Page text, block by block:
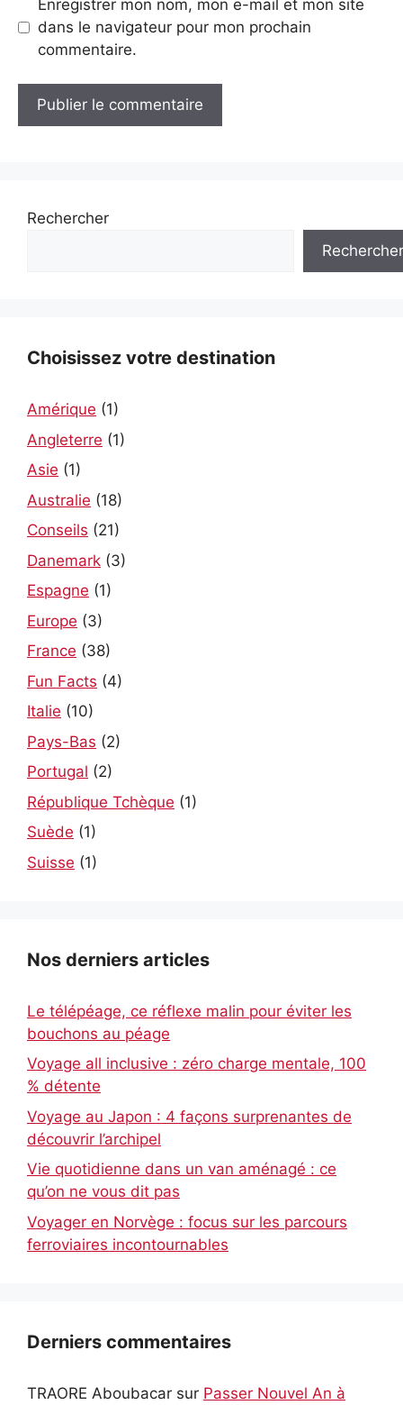
Enregistrer mon nom, mon e-mail et mon site
dans le navigateur pour mon prochain
commentaire.
Rechercher
Rechercher
Choisissez votre destination
Amérique (1)
Angleterre (1)
Asie (1)
Australie (18)
Conseils (21)
Danemark (3)
Espagne (1)
Europe (3)
France (38)
Fun Facts (4)
Italie (10)
Pays-Bas (2)
Portugal (2)
République Tchèque (1)
Suède (1)
Suisse (1)
Nos derniers articles
Le télépéage, ce réflexe malin pour éviter les
bouchons au péage
Voyage all inclusive : zéro charge mentale, 100
% détente
Voyage au Japon : 4 façons surprenantes de
découvrir l’archipel
Vie quotidienne dans un van aménagé : ce
qu’on ne vous dit pas
Voyager en Norvège : focus sur les parcours
ferroviaires incontournables
Derniers commentaires
TRAORE Aboubacar sur Passer Nouvel An à